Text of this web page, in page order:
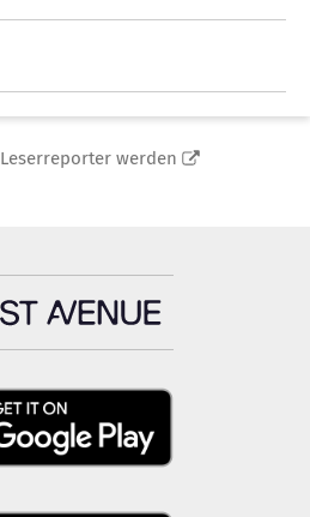
Leserreporter werden